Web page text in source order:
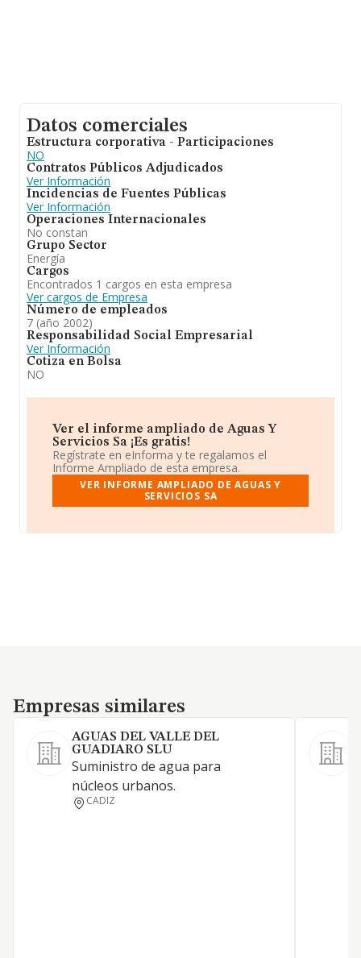
Datos comerciales
Estructura corporativa - Participaciones
NO
Contratos Públicos Adjudicados
Ver Información
Incidencias de Fuentes Públicas
Ver Información
Operaciones Internacionales
No constan
Grupo Sector
Energía
Cargos
Encontrados 1 cargos en esta empresa
Ver cargos de Empresa
Número de empleados
7 (año 2002)
Responsabilidad Social Empresarial
Ver Información
Cotiza en Bolsa
NO
Ver el informe ampliado de Aguas Y
Servicios Sa ¡Es gratis!
Regístrate en eInforma y te regalamos el
Informe Ampliado de esta empresa.
VER INFORME AMPLIADO DE AGUAS Y
SERVICIOS SA
Empresas similares
Empresas similares
AGUAS DEL VALLE DEL
GUADIARO SLU
Suministro de agua para
núcleos urbanos.
CADIZ